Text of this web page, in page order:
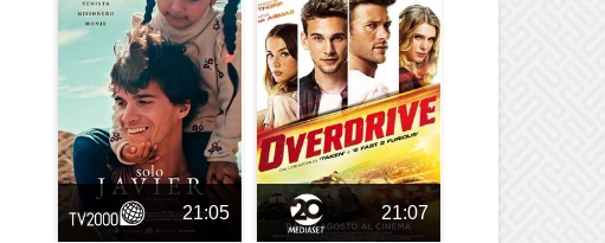
21:05 21:07